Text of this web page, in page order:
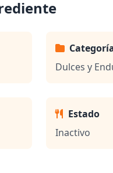
Dulces y
Estado
Inactivo